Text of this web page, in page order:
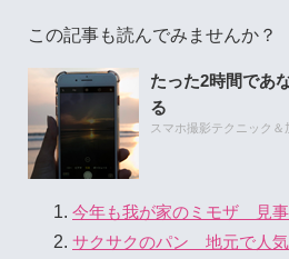
この記事も読んでみませんか？
たった2時間であ
る
スマホ撮影テクニック
今年も我が家のミモザ 見
サクサクのパン 地元で人